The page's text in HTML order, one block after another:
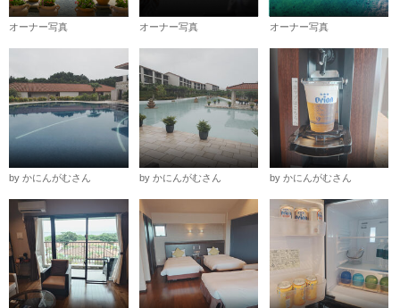
オーナー写真 オーナー写真 オーナー写真
by かにんがむさん by かにんがむさん by かにんがむさん